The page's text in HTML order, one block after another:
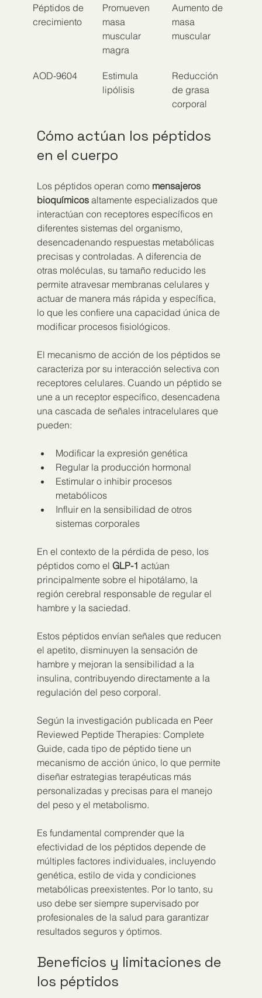
Péptidos de
crecimiento
Promueven
masa
muscular
magra
Aumento de
masa
muscular
AOD-9604
Estimula
lipólisis
Reducción
de grasa
corporal
Cómo actúan los péptidos
en el cuerpo
Los péptidos operan como mensajeros
bioquímicos altamente especializados que
interactúan con receptores específicos en
diferentes sistemas del organismo,
desencadenando respuestas metabólicas
precisas y controladas. A diferencia de
otras moléculas, su tamaño reducido les
permite atravesar membranas celulares y
actuar de manera más rápida y específica,
lo que les confiere una capacidad única de
modificar procesos fisiológicos.
El mecanismo de acción de los péptidos se
caracteriza por su interacción selectiva con
receptores celulares. Cuando un péptido se
une a un receptor específico, desencadena
una cascada de señales intracelulares que
pueden:
Modificar la expresión genética
Regular la producción hormonal
Estimular o inhibir procesos
metabólicos
Influir en la sensibilidad de otros
sistemas corporales
En el contexto de la pérdida de peso, los
péptidos como el GLP-1 actúan
principalmente sobre el hipotálamo, la
región cerebral responsable de regular el
hambre y la saciedad.
Estos péptidos envían señales que reducen
el apetito, disminuyen la sensación de
hambre y mejoran la sensibilidad a la
insulina, contribuyendo directamente a la
regulación del peso corporal.
Según la investigación publicada en Peer
Reviewed Peptide Therapies: Complete
Guide, cada tipo de péptido tiene un
mecanismo de acción único, lo que permite
diseñar estrategias terapéuticas más
personalizadas y precisas para el manejo
del peso y el metabolismo.
Es fundamental comprender que la
efectividad de los péptidos depende de
múltiples factores individuales, incluyendo
genética, estilo de vida y condiciones
metabólicas preexistentes. Por lo tanto, su
uso debe ser siempre supervisado por
profesionales de la salud para garantizar
resultados seguros y óptimos.
Beneficios y limitaciones de
los péptidos